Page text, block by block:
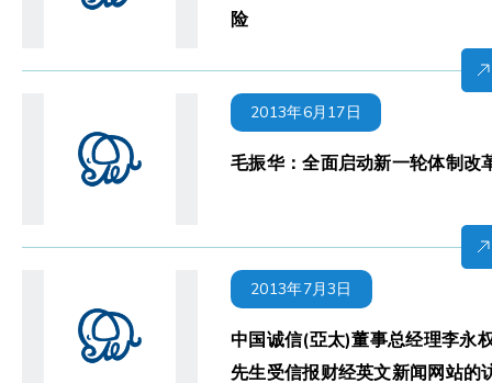
险
2013年6月17日
毛振华：全面启动新一轮体制改
2013年7月3日
中国诚信(亞太)董事总经理李永
先生受信报财经英文新闻网站的